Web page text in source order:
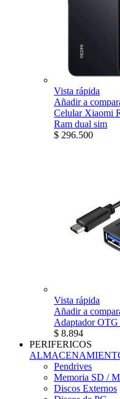
Vista rápida
Añadir a
Celular Xiaomi
Ram dual sim
$ 296.500
Vista rápida
Añadir a
Adaptador
$ 8.894
PERIFERICOS
Pendrives
Memoria SD /
Discos Externos